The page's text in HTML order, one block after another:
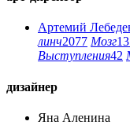
Артемий
линч2077 Мозг
Выступления42
дизайнер
Яна Аленина